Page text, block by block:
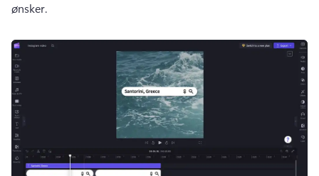
ønsker.